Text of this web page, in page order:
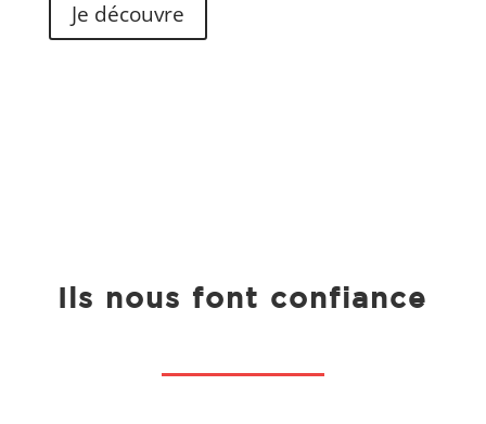
Je découvre
Ils nous font confiance